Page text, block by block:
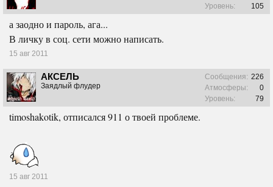
Уровень:
105
а заодно и пароль, ага...
В личку в соц. сети можно написать.
15 авг 2011
АКСЕЛЬ
Заядлый флудер
Сообщения: 226
Атмосферы:
0
Уровень:
79
timoshakotik, отписался 911 о твоей проблеме.
15 авг 2011